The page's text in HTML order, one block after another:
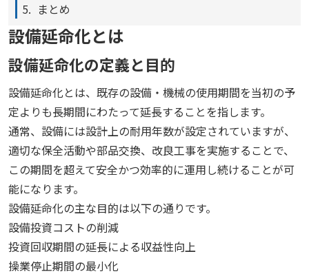
まとめ
設備延命化とは
設備延命化の定義と目的
設備延命化とは、既存の設備・機械の使用期間を当初の予
定よりも長期間にわたって延長することを指します。
通常、設備には設計上の耐用年数が設定されていますが、
適切な保全活動や部品交換、改良工事を実施することで、
この期間を超えて安全かつ効率的に運用し続けることが可
能になります。
設備延命化の主な目的は以下の通りです。
設備投資コストの削減
投資回収期間の延長による収益性向上
操業停止期間の最小化